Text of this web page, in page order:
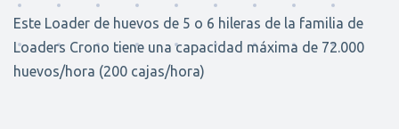
Este Loader de huevos de 5 o 6 hileras de la familia de
Loaders Crono tiene una capacidad máxima de 72.000
huevos/hora (200 cajas/hora)